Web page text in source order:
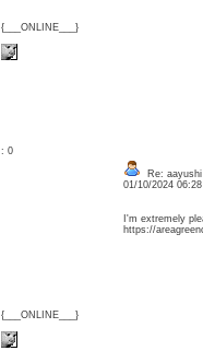
{___ONLINE___}
: 0
{___ONLINE___}
Re: aayushi
01/10/2024
I'm extremely
https://